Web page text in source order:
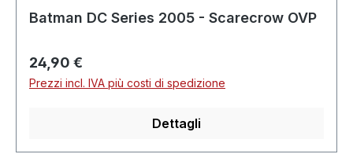
Batman DC Series 2005 - Scarecrow OVP
Prezzo normale:
24,90 €
Prezzi incl. IVA più costi di spedizione
Dettagli